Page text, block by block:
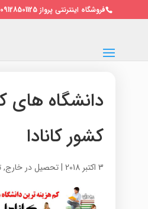
فروشگاه اینترنتی پرواز 09128501125 / 02122691010
دانشگاه های
کشور کانادا
3 اکتبر 2018 |تحصیل در خارج,